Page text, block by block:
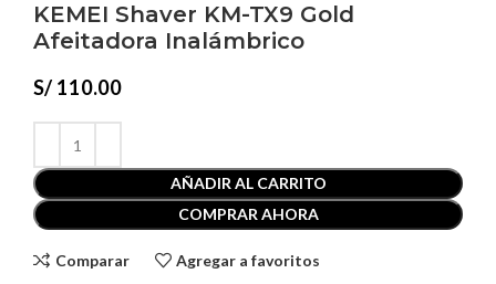
KEMEI Shaver KM-TX9 Gold
Afeitadora Inalámbrico
S/ 110.00
AÑADIR AL CARRITO
COMPRAR AHORA
Comparar Agregar a favoritos